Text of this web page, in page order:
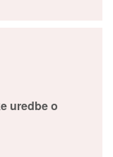
uredbe o